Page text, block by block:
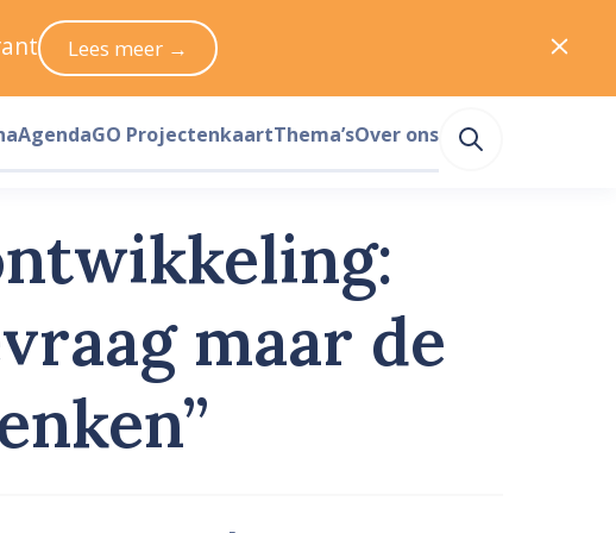
maar de
Lees meer →
AgendaGO ProjectenkaartThema’sOver ons